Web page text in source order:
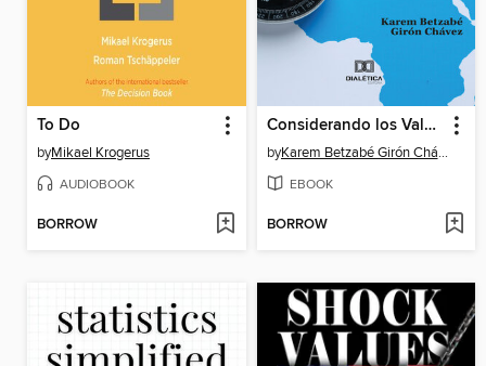
To Do
byMikael Krogerus
AUDIOBOOK
BORROW
Considerando los Valores y la Ética en el Diseño, e Implementación de un Programa de Cumplimiento
by Karem Betzabé Girón Chávez
EBOOK
BORROW